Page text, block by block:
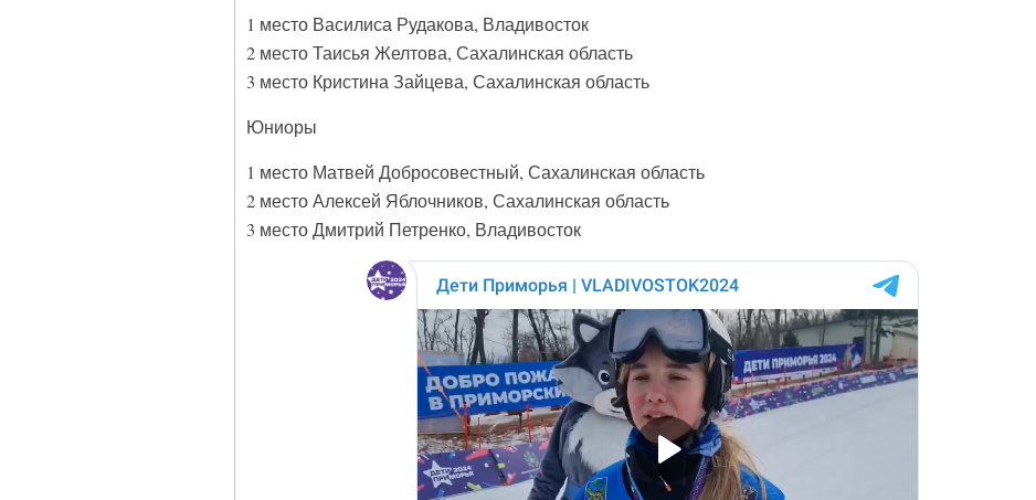
1 место Василиса Рудакова, Владивосток
2 место Таисья Желтова, Сахалинская область
3 место Кристина Зайцева, Сахалинская область
Юниоры
1 место Матвей Добросовестный, Сахалинская область
2 место Алексей Яблочников, Сахалинская область
3 место Дмитрий Петренко, Владивосток